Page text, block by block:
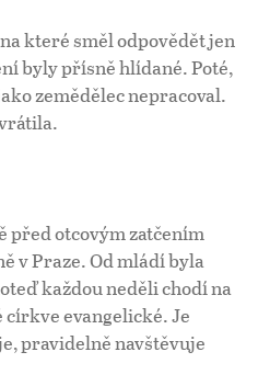
které směl odpovědět jen
byly přísně hlídané. Poté,
zemědělec nepracoval.
před otcovým zatčením
v Praze. Od mládí byla
každou neděli chodí na
evangelické. Je
pravidelně navštěvuje